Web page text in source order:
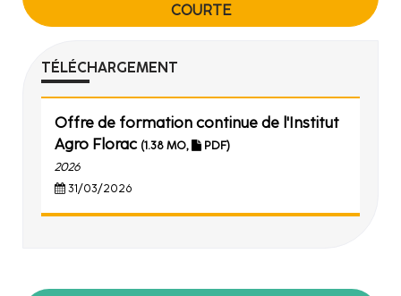
COURTE
TÉLÉCHARGEMENT
Offre de formation continue de l'Institut
Agro Florac (1.38 MO,
PDF)
2026
31/03/2026